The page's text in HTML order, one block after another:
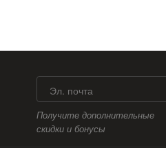
Эл. почта
Получите дополнительные
скидки и бонусы